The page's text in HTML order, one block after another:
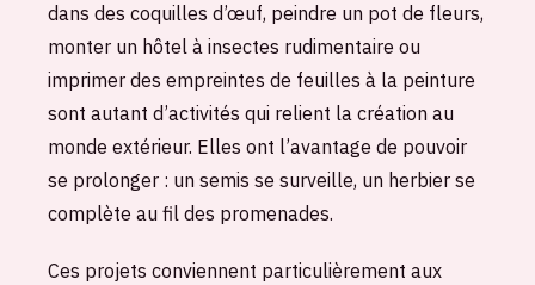
dans des coquilles d’œuf, peindre un pot de fleurs,
monter un hôtel à insectes rudimentaire ou
imprimer des empreintes de feuilles à la peinture
sont autant d’activités qui relient la création au
monde extérieur. Elles ont l’avantage de pouvoir
se prolonger : un semis se surveille, un herbier se
complète au fil des promenades.
Ces projets conviennent particulièrement aux